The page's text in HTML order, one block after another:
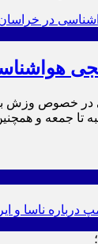
تا جمعه و